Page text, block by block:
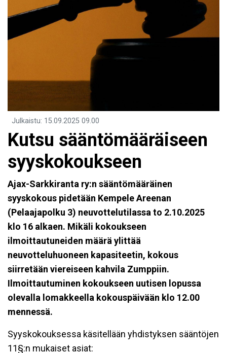
Julkaistu: 15.09.2025 09.00
Kutsu sääntömääräiseen
syyskokoukseen
Ajax-Sarkkiranta ry:n sääntömääräinen
syyskokous pidetään Kempele Areenan
(Pelaajapolku 3) neuvottelutilassa to 2.10.2025
klo 16 alkaen. Mikäli kokoukseen
ilmoittautuneiden määrä ylittää
neuvotteluhuoneen kapasiteetin, kokous
siirretään viereiseen kahvila Zumppiin.
Ilmoittautuminen kokoukseen uutisen lopussa
olevalla lomakkeella kokouspäivään klo 12.00
mennessä.
Syyskokouksessa käsitellään yhdistyksen sääntöjen
11§:n mukaiset asiat: